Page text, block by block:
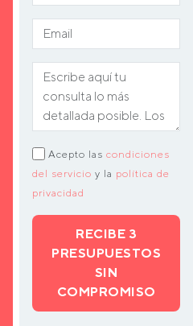
Acepto las condiciones
del servicio y la política de
privacidad
RECIBE 3
PRESUPUESTOS
SIN
COMPROMISO